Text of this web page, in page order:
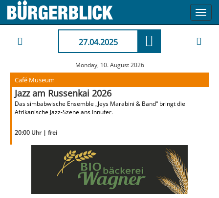
27.04.2025
Monday, 10. August 2026
Café Museum
Jazz am Russenkai 2026
Das simbabwische Ensemble „Jeys Marabini & Band“ bringt die
Afrikanische Jazz-Szene ans Innufer.
20:00 Uhr | frei